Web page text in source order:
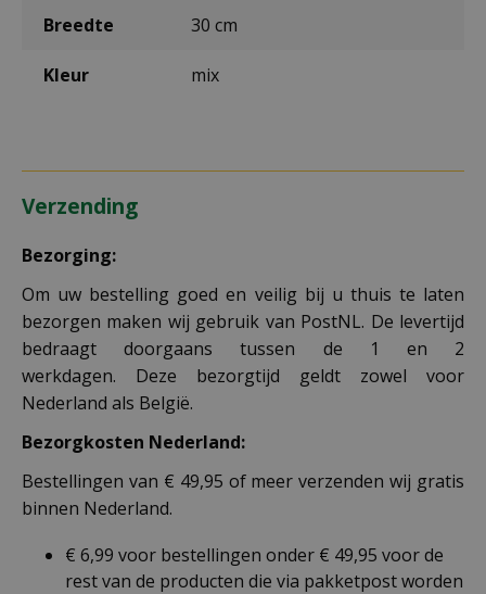
Breedte 30 cm
Kleur mix
Verzending
Bezorging:
Om uw bestelling goed en veilig bij u thuis te laten
bezorgen maken wij gebruik van PostNL. De levertijd
bedraagt doorgaans tussen de 1 en 2
werkdagen. Deze bezorgtijd geldt zowel voor
Nederland als België.
Bezorgkosten Nederland:
Bestellingen van € 49,95 of meer verzenden wij gratis
binnen Nederland.
€ 6,99 voor bestellingen onder € 49,95 voor de
rest van de producten die via pakketpost worden